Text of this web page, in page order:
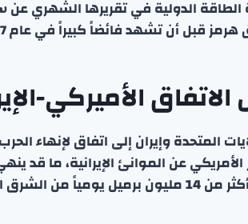
الدولية في تقريرها الشهري عن
قبل أن تشهد فائضاً كبيراً في عام 2027.
الأميركي-
المتحدة وإيران إلى اتفاق لإنهاء
عن الموانئ الإيرانية، ما قد
من الشرق الأوسط.